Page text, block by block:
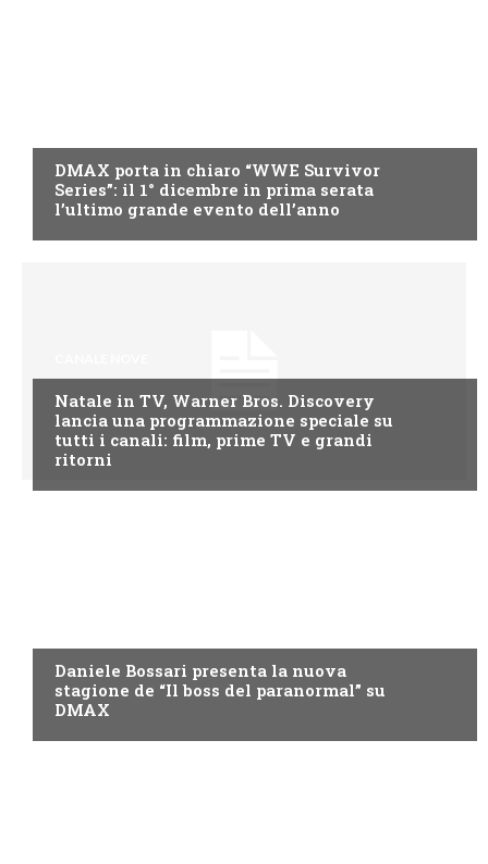
DMAX porta in chiaro “WWE Survivor
Series”: il 1° dicembre in prima serata
l’ultimo grande evento dell’anno
Natale in TV, Warner Bros. Discovery
lancia una programmazione speciale su
tutti i canali: film, prime TV e grandi
ritorni
Daniele Bossari presenta la nuova
stagione de “Il boss del paranormal” su
DMAX